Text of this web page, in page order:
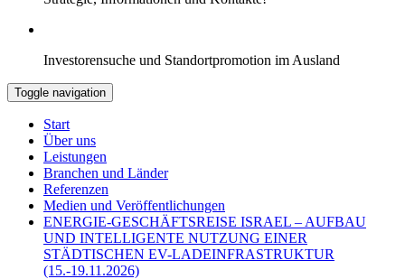
Investorensuche und Standortpromotion im Ausland
Toggle navigation
Start
Über uns
Leistungen
Branchen und Länder
Referenzen
Medien und Veröffentlichungen
ENERGIE-GESCHÄFTSREISE ISRAEL – AUFBAU
UND INTELLIGENTE NUTZUNG EINER
STÄDTISCHEN EV-LADEINFRASTRUKTUR
(15.-19.11.2026)